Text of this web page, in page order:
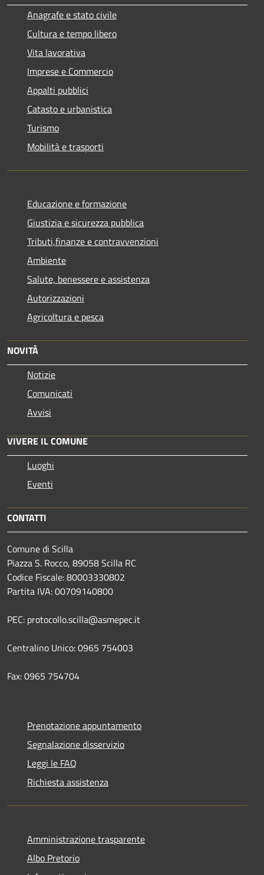
Anagrafe e stato civile
Cultura e tempo libero
Vita lavorativa
Imprese e Commercio
Appalti pubblici
Catasto e urbanistica
Turismo
Mobilità e trasporti
Educazione e formazione
Giustizia e sicurezza pubblica
Tributi,finanze e contravvenzioni
Ambiente
Salute, benessere e assistenza
Autorizzazioni
Agricoltura e pesca
NOVITÀ
Notizie
Comunicati
Avvisi
VIVERE IL COMUNE
Luoghi
Eventi
CONTATTI
Comune di Scilla
Piazza S. Rocco, 89058 Scilla RC
Codice Fiscale: 80003330802
Partita IVA: 00709140800
PEC: protocollo.scilla@asmepec.it
Centralino Unico: 0965 754003
Fax: 0965 754704
Prenotazione appuntamento
Segnalazione disservizio
Leggi le FAQ
Richiesta assistenza
Amministrazione trasparente
Albo Pretorio